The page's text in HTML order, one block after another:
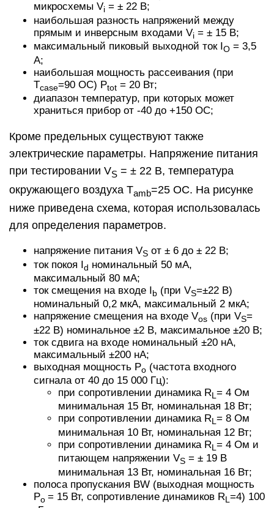
микросхемы Vi = ± 22 В;
наибольшая разность напряжений между
прямым и инверсным входами Vi = ± 15 В;
максимальный пиковый выходной ток I O = 3,5
А;
наибольшая мощность рассеивания (при
Tcase=90 ОС) Ptot = 20 Вт;
диапазон температур, при которых может
храниться прибор от -40 до +150 ОС;
Кроме предельных существуют также
электрические параметры. Напряжение питания
при тестировании VS = ± 22 В, температура
окружающего воздуха Tamb=25 ОС. На рисунке
ниже приведена схема, которая использовалась
для определения параметров.
напряжение питания VS от ± 6 до ± 22 В;
ток покоя Id номинальный 50 мА,
максимальный 80 мА;
ток смещения на входе Ib (при VS=±22 В)
номинальный 0,2 мкА, максимальный 2 мкА;
напряжение смещения на входе Vos (при VS=
±22 В) номинальное ±2 В, максимальное ±20 В;
ток сдвига на входе номинальный ±20 нА,
максимальный ±200 нА;
выходная мощность Po (частота входного
сигнала от 40 до 15 000 Гц):
при сопротивлении динамика RL= 4 Ом
минимальная 15 Вт, номинальная 18 Вт;
при сопротивлении динамика RL= 8 Ом
минимальная 10 Вт, номинальная 12 Вт;
при сопротивлении динамика RL= 4 Ом и
питающем напряжении VS = ± 19 В
минимальная 13 Вт, номинальная 16 Вт;
полоса пропускания BW (выходная мощность
Po = 15 Вт, сопротивление динамиков RL =4) 100